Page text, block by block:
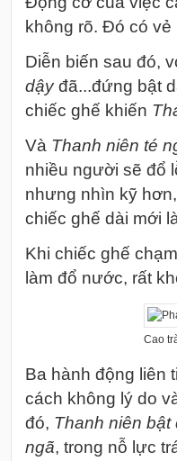
không rõ. Đó có vẻ
Diễn biến sau đó,
dậyđã...đứng bật
chiếc ghế khiến
Và Thanh niên té
nhiều người sẽ đổ
nhưng nhìn kỹ
chiếc ghế dài mới
Khi chiếc ghế
làm đổ nước, rất
Cao
Ba hành động liên
cách không lý do
đó, Thanh niên bật
ngã, trong nỗ lực